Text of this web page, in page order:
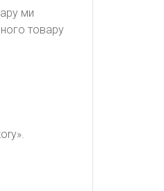
ми
товару